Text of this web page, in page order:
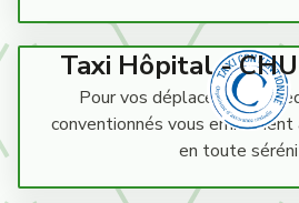
Taxi Hôpital -
Pour vos déplacements
conventionnés vous
en toute